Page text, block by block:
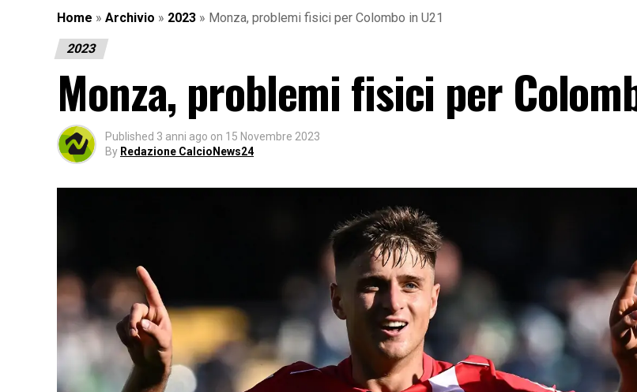
Home » Archivio » 2023 » Monza, problemi fisici per Colombo in U21
2023
Monza, problemi fisici per
Published 3 anni ago on 15 Novembre 2023
By Redazione CalcioNews24